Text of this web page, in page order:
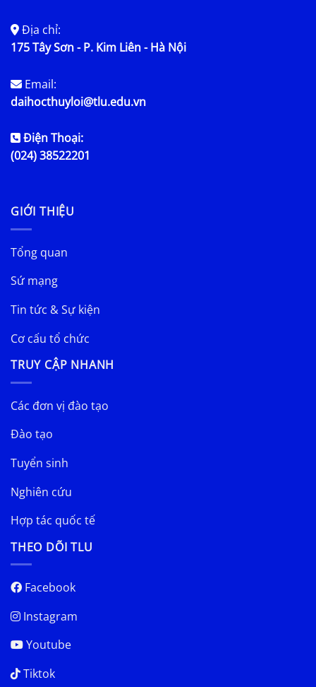
Địa chỉ:
175 Tây Sơn - P. Kim Liên - Hà Nội
Email:
daihocthuyloi@tlu.edu.vn
Điện Thoại:
(024) 38522201
GIỚI THIỆU
Tổng quan
Sứ mạng
Tin tức & Sự kiện
Cơ cấu tổ chức
TRUY CẬP NHANH
Các đơn vị đào tạo
Đào tạo
Tuyển sinh
Nghiên cứu
Hợp tác quốc tế
THEO DÕI TLU
Facebook
Instagram
Youtube
Tiktok